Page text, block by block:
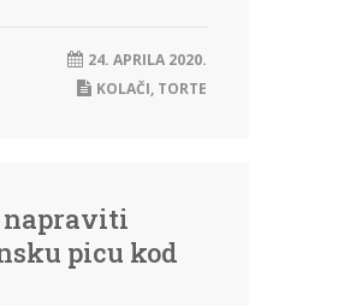
24. APRILA 2020.
KOLAČI, TORTE
napraviti
picu kod